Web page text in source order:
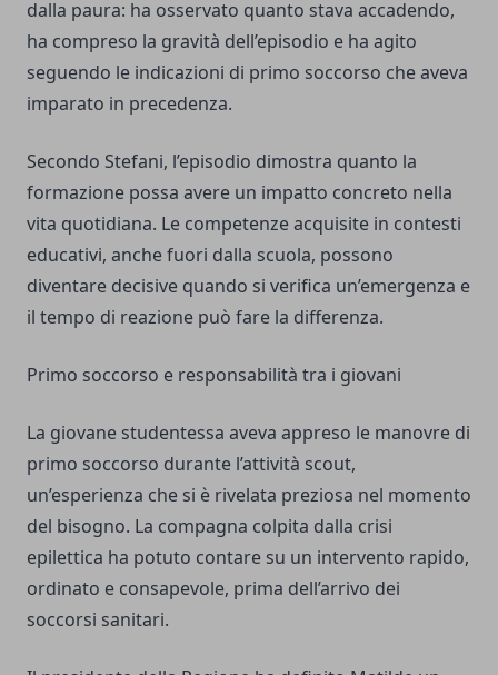
dalla paura: ha osservato quanto stava accadendo,
ha compreso la gravità dell’episodio e ha agito
seguendo le indicazioni di primo soccorso che aveva
imparato in precedenza.
Secondo Stefani, l’episodio dimostra quanto la
formazione possa avere un impatto concreto nella
vita quotidiana. Le competenze acquisite in contesti
educativi, anche fuori dalla scuola, possono
diventare decisive quando si verifica un’emergenza e
il tempo di reazione può fare la differenza.
Primo soccorso e responsabilità tra i giovani
La giovane studentessa aveva appreso le manovre di
primo soccorso durante l’attività scout,
un’esperienza che si è rivelata preziosa nel momento
del bisogno. La compagna colpita dalla crisi
epilettica ha potuto contare su un intervento rapido,
ordinato e consapevole, prima dell’arrivo dei
soccorsi sanitari.